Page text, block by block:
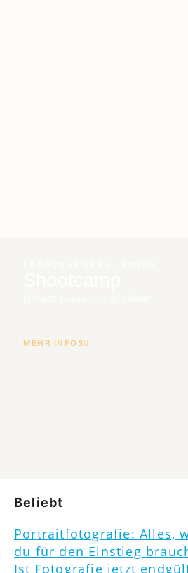
MEHR INFOS
Beliebt
Portraitfotografie: Alles,
du für den Einstieg
Ist Fotografie jetzt